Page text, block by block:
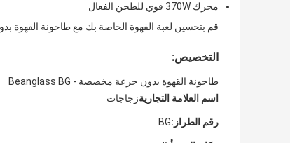
محرك 370W قوي للطحن الفعال
قم بتحسين لعبة القهوة الخاصة بك مع طاحونة القهوة
التخصيص:
طاحونة القهوة بدون جرعة مخصصة - Beanglass BG
اسم العلامة التجاريةزجاجات
رقم الطراز:BG